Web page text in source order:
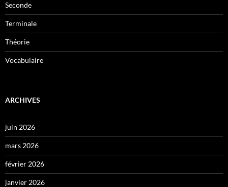
Seconde
Terminale
Théorie
Vocabulaire
ARCHIVES
juin 2026
mars 2026
février 2026
janvier 2026